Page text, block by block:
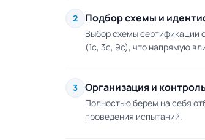
2 Подбор схемы и
Выбор схемы сертификации
(1с, 3с, 9с), что напрямую
3 Организация и
Полностью берем на себя
проведения испытаний.